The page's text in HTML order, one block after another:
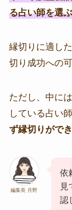
る占い師を選
縁切りに適し
切り成功への
ただし、中に
している占い
ず縁切りがで
編集長 月野
依
見
認